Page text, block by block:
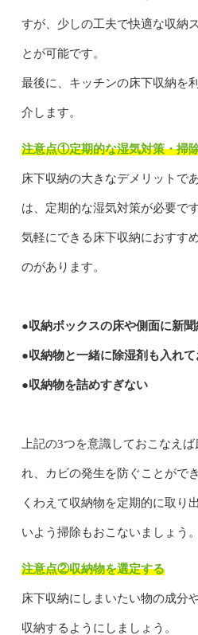
すが、少しの工夫で快適な収納
とが可能です。
最後に、キッチンの床下収納を
介します。
注意点①定期的な湿気対策・掃
床下収納の大きなデメリットで
は、定期的な湿気対策が必要です
気軽にできる床下収納におすす
のがあります。
●収納ボックスの床や側面に新聞
●収納物と一緒に除湿剤も入れて
●収納物を詰めすぎない
上記の3つを意識しておこなえ
れ、カビの発生を防ぐことができ
くわえて収納物を定期的に取り
いよう掃除もおこないましょう。
注意点②収納物を選定する
床下収納にしまいたい物の成分
収納するようにしましょう。